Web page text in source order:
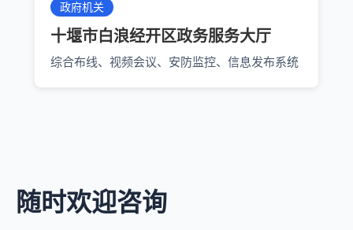
政府机关
十堰市白浪经开区政务服务大厅
综合布线、视频会议、安防监控、信息发布系统
随时欢迎咨询